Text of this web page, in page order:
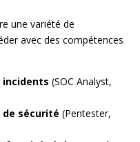
une variété de
avec des compétences
incidents (SOC Analyst,
sécurité (Pentester,